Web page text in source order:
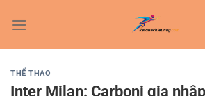
qua
THỂ THAO
Inter Milan: Carboni gia